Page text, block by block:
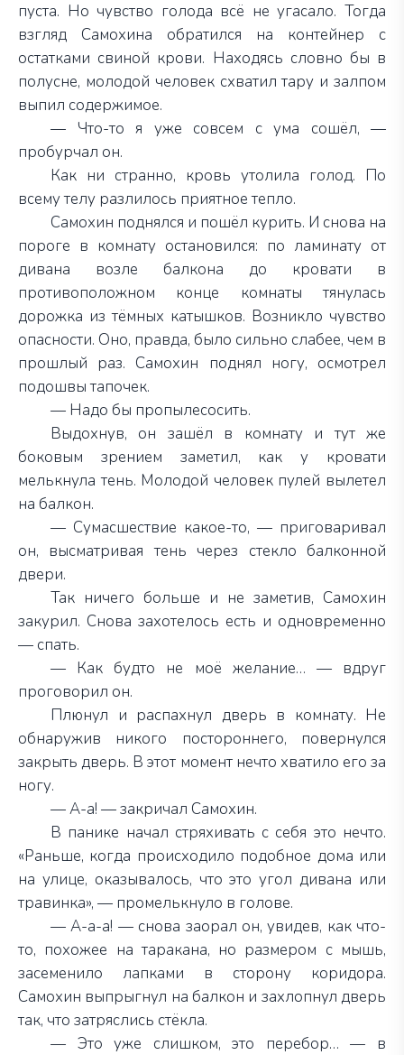
пуста. Но чувство голода всё не угасало. Тогда
взгляд Самохина обратился на контейнер с
остатками свиной крови. Находясь словно бы в
полусне, молодой человек схватил тару и залпом
выпил содержимое.
— Что-то я уже совсем с ума сошёл, —
пробурчал он.
Как ни странно, кровь утолила голод. По
всему телу разлилось приятное тепло.
Самохин поднялся и пошёл курить. И снова на
пороге в комнату остановился: по ламинату от
дивана возле балкона до кровати в
противоположном конце комнаты тянулась
дорожка из тёмных катышков. Возникло чувство
опасности. Оно, правда, было сильно слабее, чем в
прошлый раз. Самохин поднял ногу, осмотрел
подошвы тапочек.
— Надо бы пропылесосить.
Выдохнув, он зашёл в комнату и тут же
боковым зрением заметил, как у кровати
мелькнула тень. Молодой человек пулей вылетел
на балкон.
— Сумасшествие какое-то, — приговаривал
он, высматривая тень через стекло балконной
двери.
Так ничего больше и не заметив, Самохин
закурил. Снова захотелось есть и одновременно
— спать.
— Как будто не моё желание… — вдруг
проговорил он.
Плюнул и распахнул дверь в комнату. Не
обнаружив никого постороннего, повернулся
закрыть дверь. В этот момент нечто хватило его за
ногу.
— А-а! — закричал Самохин.
В панике начал стряхивать с себя это нечто.
«Раньше, когда происходило подобное дома или
на улице, оказывалось, что это угол дивана или
травинка», — промелькнуло в голове.
— А-а-а! — снова заорал он, увидев, как что-
то, похожее на таракана, но размером с мышь,
засеменило лапками в сторону коридора.
Самохин выпрыгнул на балкон и захлопнул дверь
так, что затряслись стёкла.
— Это уже слишком, это перебор… — в